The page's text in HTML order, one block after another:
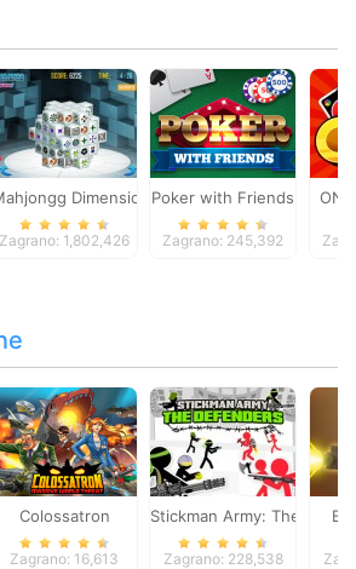
Dimensions
Zagrano: 1,802,426
Poker with Friends
Zagrano: 245,392
Colossatron
Zagrano: 16,613
Stickman Army: The
Zagrano: 228,538